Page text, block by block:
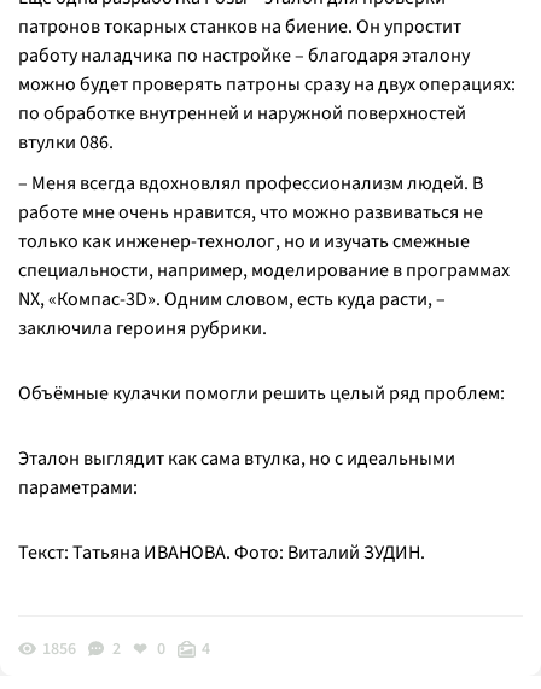
патронов токарных станков на биение. Он упростит
работу наладчика по настройке – благодаря эталону
можно будет проверять патроны сразу на двух операциях:
по обработке внутренней и наружной поверхностей
втулки 086.
– Меня всегда вдохновлял профессионализм людей. В
работе мне очень нравится, что можно развиваться не
только как инженер-технолог, но и изучать смежные
специальности, например, моделирование в программах
NX, «Компас-3D». Одним словом, есть куда расти, –
заключила героиня рубрики.
Объёмные кулачки помогли решить целый ряд проблем:
Эталон выглядит как сама втулка, но с идеальными
параметрами:
Текст: Татьяна ИВАНОВА. Фото: Виталий ЗУДИН.
1856 2 0 4